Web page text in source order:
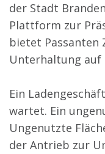
der Stadt
Plattform zur
bietet Passanten
Unterhaltung auf
Ein
wartet. Ein
Ungenutzte
der Antrieb zur